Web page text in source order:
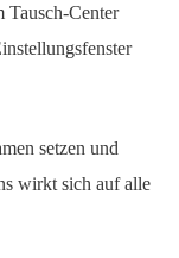
Tausch-Center
setzen und
wirkt sich auf alle